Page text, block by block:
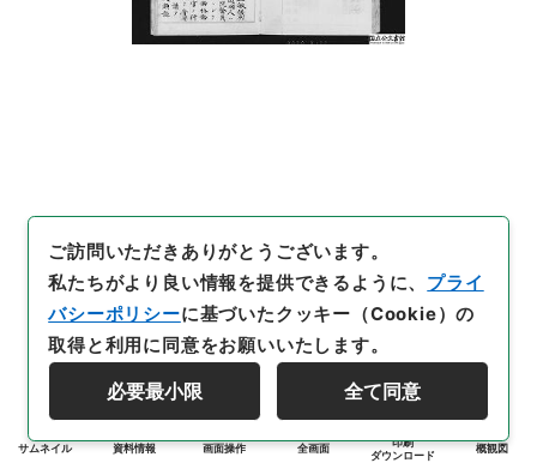
サムネイル 資料情報 画面操作 全画面
印刷
ダウンロード
概観図
ご訪問いただきありがとうございます。
私たちがより良い情報を提供できるように、 プライ
バシーポリシーに基づいたクッキー（Cookie）の
取得と利用に同意をお願いいたします。
必要最小限 全て同意